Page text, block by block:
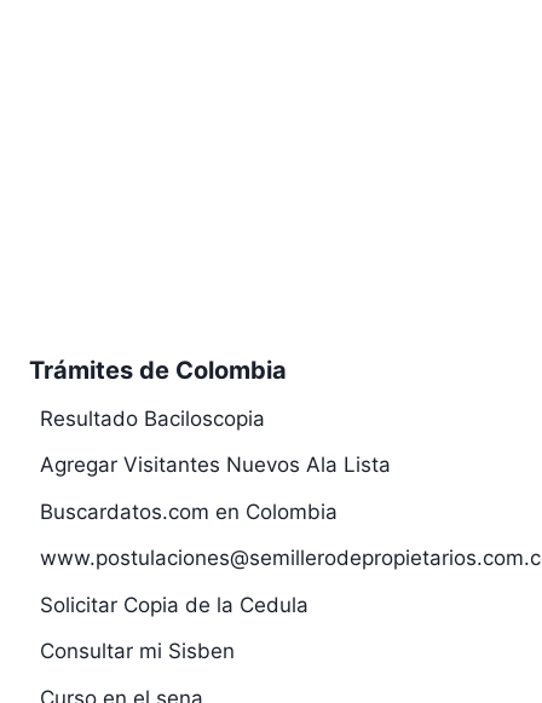
Trámites de Colombia
Resultado Baciloscopia
Agregar Visitantes Nuevos Ala Lista
Buscardatos.com en Colombia
Solicitar Copia de la Cedula
Consultar mi Sisben
Curso en el sena